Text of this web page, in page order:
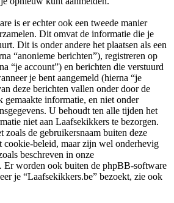
is er echter ook een tweede manier
Dit omvat de informatie die je
Dit is onder andere het plaatsen als een
“anonieme berichten”), registreren op
“je account”) en berichten die verstuurd
je bent aangemeld (hierna “je
deze berichten vallen onder door de
gemaakte informatie, en niet onder
U behoudt ten alle tijden het
niet aan Laafsekikkers te bezorgen.
zoals de gebruikersnaam buiten deze
cookie-beleid, maar zijn wel onderhevig
beschreven in onze
. Er worden ook buiten de phpBB-software
je “Laafsekikkers.be” bezoekt, zie ook